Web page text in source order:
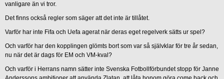
vanligare än vi tror.
Det finns också regler som säger att det inte är tillåtet.
Varför har inte Fifa och Uefa agerat när deras eget regelverk sätts ur spel?
Och varför har den kopplingen glömts bort som var så självklar för tre år sedan,
nu när det är dags för EM och VM-kval?
Och varför i Herrans namn sätter inte Svenska Fotbollförbundet stopp för Janne